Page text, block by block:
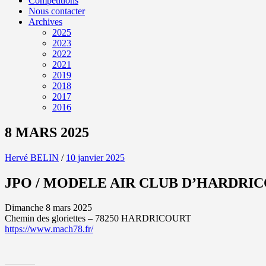
Nous contacter
Archives
2025
2023
2022
2021
2019
2018
2017
2016
8 MARS 2025
Hervé BELIN / 10 janvier 2025
JPO / MODELE AIR CLUB
Dimanche 8 mars 2025
Chemin des gloriettes – 78250 HARDRICOURT
https://www.mach78.fr/